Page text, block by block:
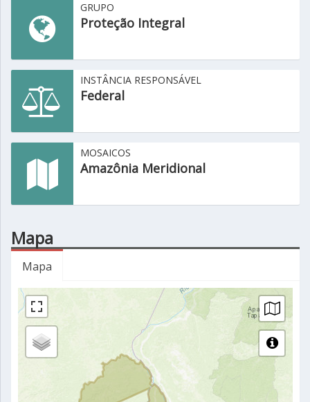
GRUPO
Proteção Integral
INSTÂNCIA RESPONSÁVEL
Federal
MOSAICOS
Amazônia Meridional
Mapa
Mapa